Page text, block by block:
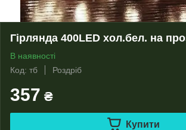
Гірлянда 400LED хол.бел. на
В наявності
Код: тб
Роздріб
357 ₴
Купити